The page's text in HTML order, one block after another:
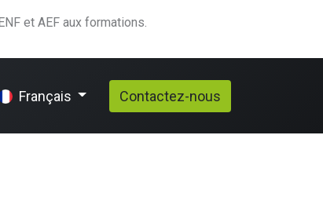
et AEF aux formations.
Français Contactez-nous